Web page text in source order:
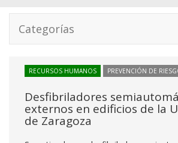
Categorías
RECURSOS HUMANOS PREVENCIÓN DE
Desfibriladores
externos en edificios de la
de Zaragoza